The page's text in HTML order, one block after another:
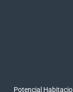
Potencial